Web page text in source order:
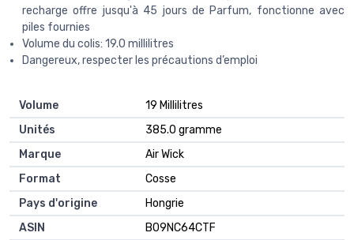
recharge offre jusqu'à 45 jours de Parfum, fonctionne avec
piles fournies
Volume du colis: 19.0 millilitres
Dangereux, respecter les précautions d’emploi
Volume
‎19 Millilitres
Unités
‎385.0 gramme
Marque
‎Air Wick
Format
‎Cosse
Pays d'origine
‎Hongrie
ASIN
B09NC64CTF